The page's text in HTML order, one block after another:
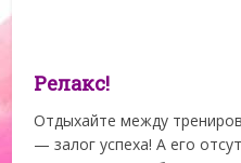
Релакс!
Отдыхайте между
— залог успеха! А его